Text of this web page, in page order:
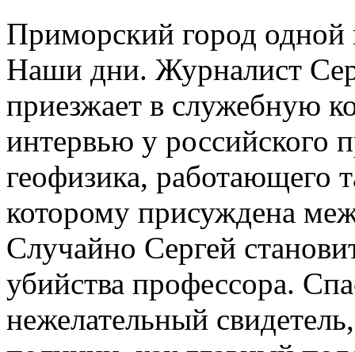
Приморский город одной
Наши дни. Журналист
приезжает в служебную
интервью у российского
геофизика, работающего
которому присуждена
Случайно Сергей
убийства профессора.
нежелательный